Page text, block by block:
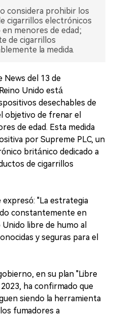
considera prohibir los
cigarrillos electrónicos
menores de edad;
de cigarrillos
la medida.
News del 13 de
Unido está
desechables de
objetivo de frenar el
de edad. Esta medida
por Supreme PLC, un
británico dedicado a
de cigarrillos
"La estrategia
constantemente en
libre de humo al
y seguras para el
en su plan "Libre
ha confirmado que
siendo la herramienta
fumadores a